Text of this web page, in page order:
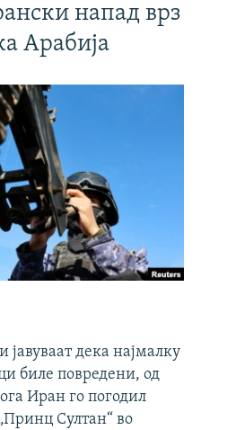
напад врз
Арабија
дека најмалку
биле повредени, од
Иран го погодил
Султан“ во